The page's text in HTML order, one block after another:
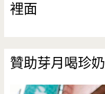
裡面
贊助芽月喝珍奶